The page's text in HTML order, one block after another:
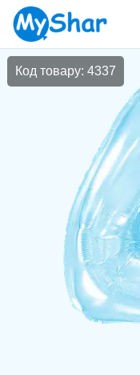
Код товару: 4337